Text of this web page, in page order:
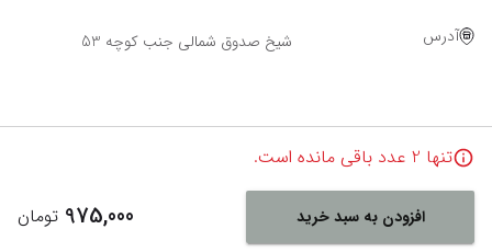
تنها 2 عدد باقی مانده است.
افزودن به سبد خرید 975,000 تومان
آدرس شیخ صدوق شمالی جنب کوچه 53